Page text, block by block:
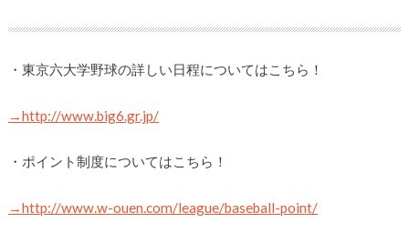
・東京六大学野球の詳しい日程についてはこちら！
→http://www.big6.gr.jp/
・ポイント制度についてはこちら！
→http://www.w-ouen.com/league/baseball-point/